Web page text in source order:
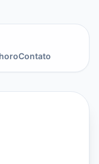
Contato